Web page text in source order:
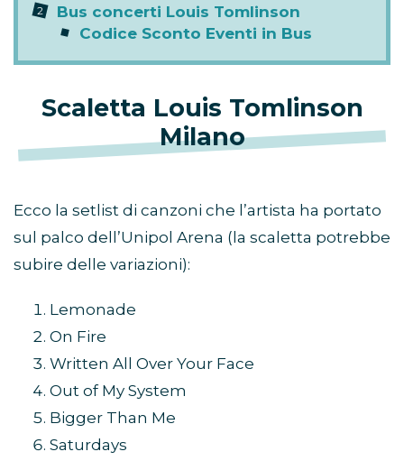
Bus concerti Louis Tomlinson
Codice Sconto Eventi in Bus
Scaletta Louis Tomlinson
Milano
Ecco la setlist di canzoni che l’artista ha portato
sul palco dell’Unipol Arena (la scaletta potrebbe
subire delle variazioni):
Lemonade
On Fire
Written All Over Your Face
Out of My System
Bigger Than Me
Saturdays